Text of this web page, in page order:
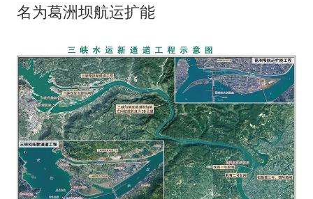
名为葛洲坝航运扩能